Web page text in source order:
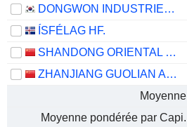
DONGWON INDUSTRIES CO., LTD.
ÍSFÉLAG HF.
SHANDONG ORIENTAL OCEAN SCI-TECH CO., LTD.
ZHANJIANG GUOLIAN AQUATIC PRODUCTS CO., LTD.
Moyenne
Moyenne pondérée par Capi.